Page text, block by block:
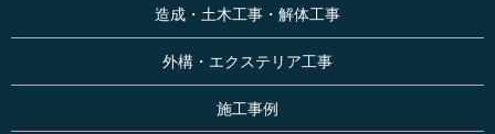
造成・土木工事・解体工事
外構・エクステリア工事
施工事例